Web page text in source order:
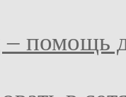
– помощь